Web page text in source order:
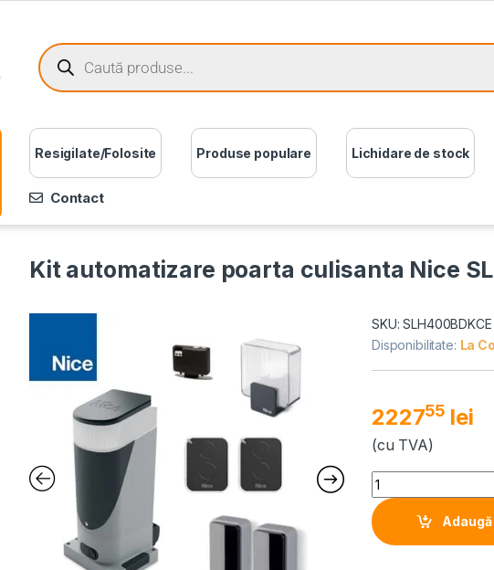
Resigilate/Folosite Produse populare Lichidare de stock
Contact
Kit automatizare poarta culisanta Nice
SKU: SLH400BDKCE
Disponibilitate: La
222755 lei
(cu TVA)
Quantity